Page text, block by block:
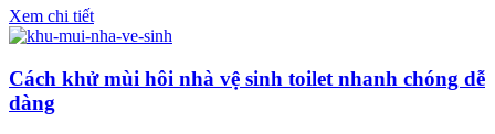
Xem chi tiết
Cách khử mùi hôi nhà vệ sinh toilet nhanh chóng dễ
dàng